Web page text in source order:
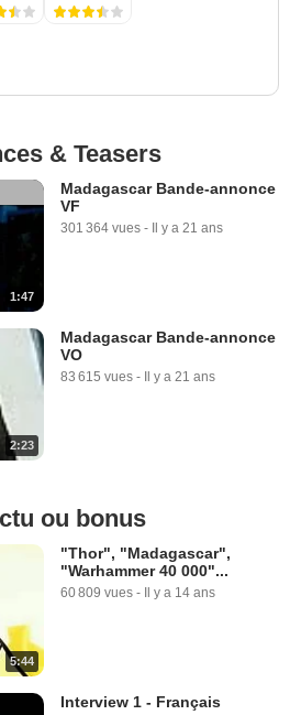
& Teasers
1:47
Madagascar Bande-annonce
VF
301 364 vues - Il y a 21 ans
2:23
Madagascar Bande-annonce
VO
83 615 vues - Il y a 21 ans
ou bonus
5:44
"Thor", "Madagascar",
"Warhammer 40 000"...
60 809 vues - Il y a 14 ans
Interview 1 - Français